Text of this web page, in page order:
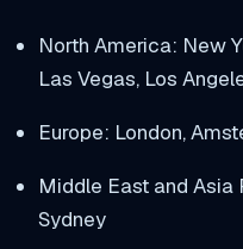
North America: New
Las Vegas, Los
Europe: London,
Middle East and Asia
Sydney